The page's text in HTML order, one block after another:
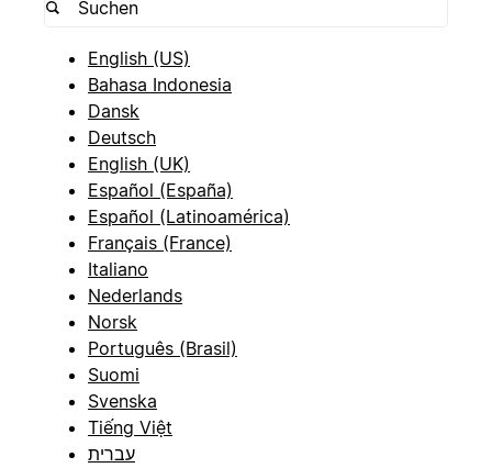
English (US)
Bahasa Indonesia
Dansk
Deutsch
English (UK)
Español (España)
Español (Latinoamérica)
Français (France)
Italiano
Nederlands
Norsk
Português (Brasil)
Suomi
Svenska
Tiếng Việt
עברית